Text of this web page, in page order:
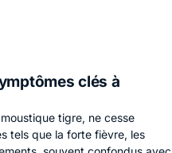
clés à
tigre, ne cesse
tels que la forte fièvre, les